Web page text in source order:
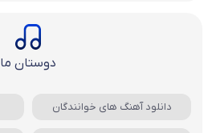
دوستان ما
دانلود آهنگ های خوانندگان